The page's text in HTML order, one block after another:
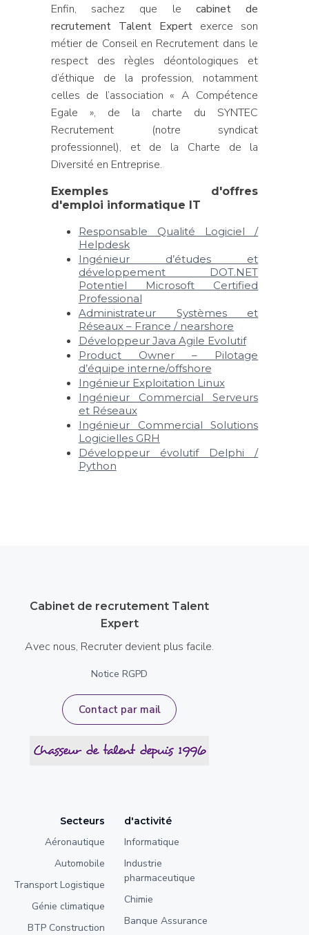
Enfin, sachez que le cabinet de
recrutement Talent Expert exerce son
métier de Conseil en Recrutement dans le
respect des règles déontologiques et
d’éthique de la profession, notamment
celles de l’association « A Compétence
Egale », de la charte du SYNTEC
Recrutement (notre syndicat
professionnel), et de la Charte de la
Diversité en Entreprise.
Exemples d'offres
d'emploi informatique IT
Responsable Qualité Logiciel /
Helpdesk
Ingénieur d’études et
développement DOT.NET
Potentiel Microsoft Certified
Professional
Administrateur Systèmes et
Réseaux – France / nearshore
Développeur Java Agile Evolutif
Product Owner – Pilotage
d’équipe interne/offshore
Ingénieur Exploitation Linux
Ingénieur Commercial Serveurs
et Réseaux
Ingénieur Commercial Solutions
Logicielles GRH
Développeur évolutif Delphi /
Python
Cabinet de recrutement Talent
Expert
Avec nous, Recruter devient plus facile.
Notice RGPD
Contact par mail
Secteurs
Aéronautique
Automobile
Transport Logistique
Génie climatique
BTP Construction
d'activité
Informatique
Industrie
pharmaceutique
Chimie
Banque Assurance